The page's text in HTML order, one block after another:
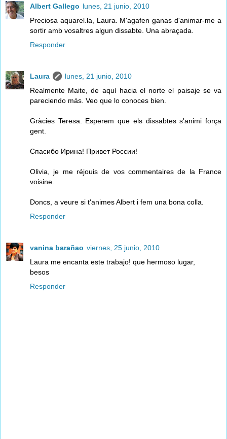
Albert Gallego lunes, 21 junio, 2010
Preciosa aquarel.la, Laura. M'agafen ganas d'animar-me a
sortir amb vosaltres algun dissabte. Una abraçada.
Responder
Laura
lunes, 21 junio, 2010
Realmente Maite, de aquí hacia el norte el paisaje se va
pareciendo más. Veo que lo conoces bien.
Gràcies Teresa. Esperem que els dissabtes s'animi força
gent.
Спасибо Ирина! Привет России!
Olivia, je me réjouis de vos commentaires de la France
voisine.
Doncs, a veure si t'animes Albert i fem una bona colla.
Responder
vanina barañao viernes, 25 junio, 2010
Laura me encanta este trabajo! que hermoso lugar,
besos
Responder